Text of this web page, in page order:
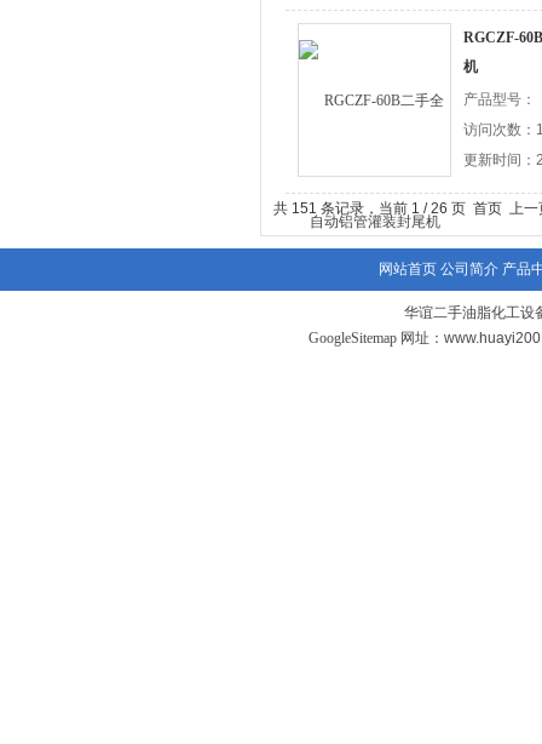
RGCZF-
机
产品型号：
访问次数：
更新时间：
共 151 条记录，当前 1 / 26 页 首页 上
网站首页 公司简介 产品
华谊二手油脂化工设
GoogleSitemap 网址：